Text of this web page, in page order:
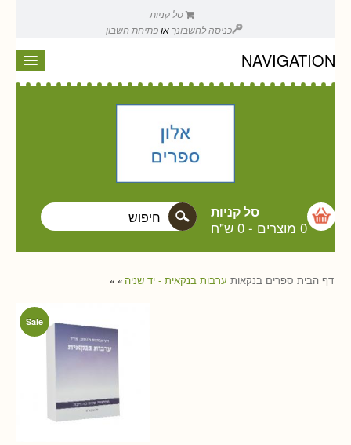
סל קניות
כניסה לחשבונך אופתיחת חשבון
NAVIGATION
סל קניות
0 מוצרים - 0 ש"ח
דף הבית » ספרים בנקאות » ערבות בנקאית - יד שניה
Sale